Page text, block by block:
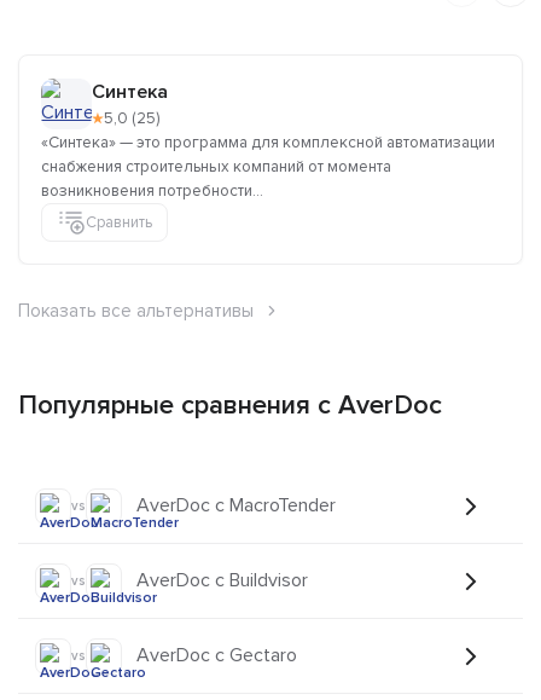
Синтека
★5,0 (25)
«Синтека» — это программа для комплексной автоматизации
снабжения строительных компаний от момента
возникновения потребности...
Сравнить
Показать все альтернативы
Популярные сравнения с AverDoc
vs AverDoc с MacroTender
vs AverDoc с Buildvisor
vs AverDoc с Gectaro